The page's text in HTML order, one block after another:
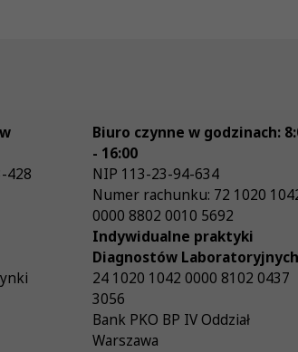
428
Biuro czynne w godzinach:
- 16:00
NIP 113-23-94-634
Numer rachunku: 72 1020
0000 8802 0010 5692
Indywidualne praktyki
Diagnostów
24 1020 1042 0000 8102 0437
3056
Bank PKO BP IV Oddział
Warszawa